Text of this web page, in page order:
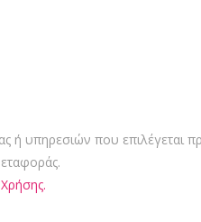
ή υπηρεσιών που επιλέγεται